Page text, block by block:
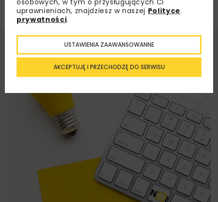
uprawnieniach, znajdziesz w naszej Polityce
prywatności.
AKCEPTUJĘ I PRZECHODZĘ DO SERWISU
USTAWIENIA ZAAWANSOWANNE